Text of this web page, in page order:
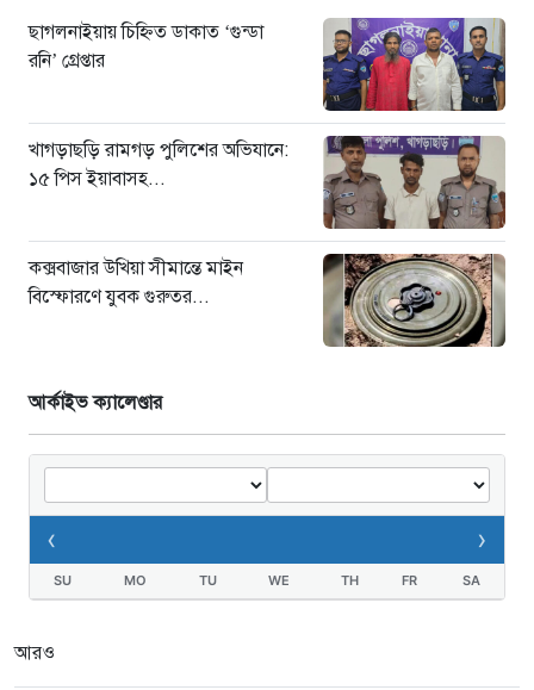
ছাগলনাইয়ায় চিহ্নিত ডাকাত ‘গুন্ডা
রনি’ গ্রেপ্তার
খাগড়াছড়ি রামগড় পুলিশের অভিযানে:
১৫ পিস ইয়াবাসহ...
কক্সবাজার উখিয়া সীমান্তে মাইন
বিস্ফোরণে যুবক গুরুতর...
আর্কাইভ ক্যালেণ্ডার
‹ ›
SU MO TU WE TH FR SA
আরও